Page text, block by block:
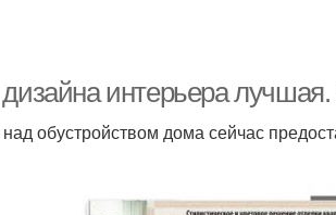
интерьера
обустройством дома сейчас